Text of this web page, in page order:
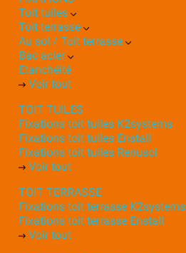
Toit tuiles
Toit terrasse
Au sol / Toit terrasse
Bac acier
Etanchéité
Voir tout
TOIT TUILES
Fixations toit tuiles K2systems
Fixations toit tuiles Enstall
Fixations toit tuiles Renusol
Voir tout
TOIT TERRASSE
Fixations toit terrasse K2systems
Fixations toit terrasse Enstall
Voir tout